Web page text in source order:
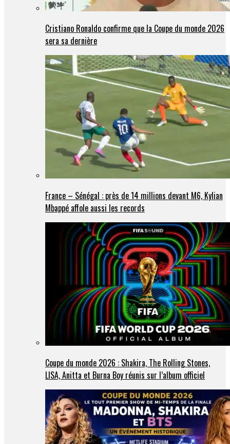
Cristiano Ronaldo confirme que la Coupe du monde 2026
sera sa dernière
France – Sénégal : près de 14 millions devant M6, Kylian
Mbappé affole aussi les records
Coupe du monde 2026 : Shakira, The Rolling Stones,
LISA, Anitta et Burna Boy réunis sur l’album officiel